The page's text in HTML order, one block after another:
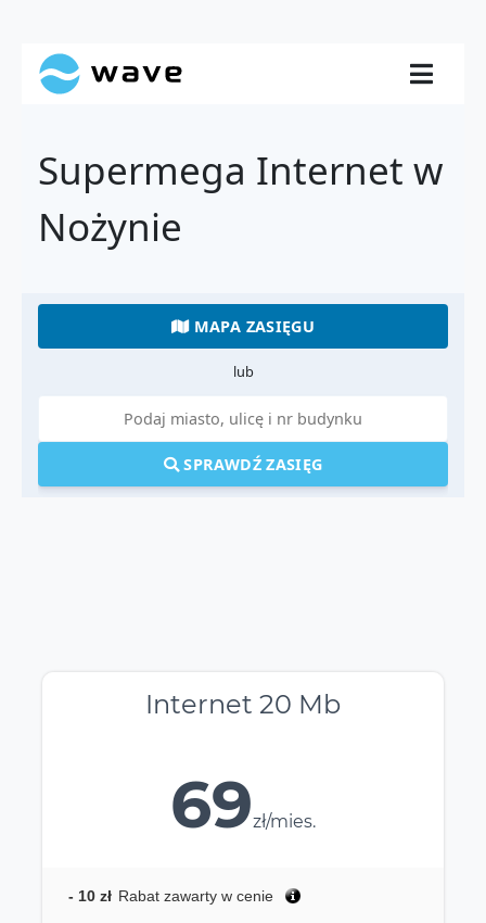
Supermega Internet w
Nożynie
MAPA ZASIĘGU
lub
SPRAWDŹ ZASIĘG
Internet 20 Mb
69zł/mies.
- 10 zł Rabat zawarty w cenie